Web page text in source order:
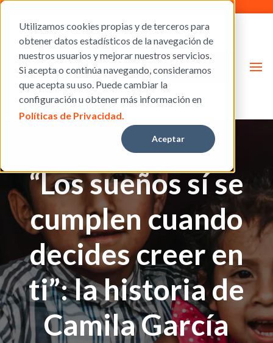
Utilizamos cookies propias y de terceros para
obtener datos estadísticos de la navegación de
nuestros usuarios y mejorar nuestros servicios.
Si acepta o continúa navegando, consideramos
que acepta su uso. Puede cambiar la
configuración u obtener más información en
Políticas de Privacidad.
Aceptar
Donar
“Los sueños sí se
cumplen cuando
decides creer en
ti”: la historia de
Camila García